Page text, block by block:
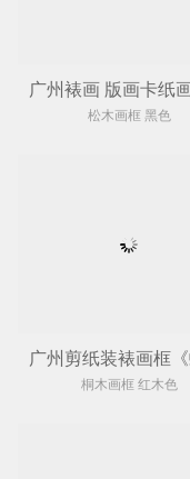
松木画框 黑色
桐木画框 红木色